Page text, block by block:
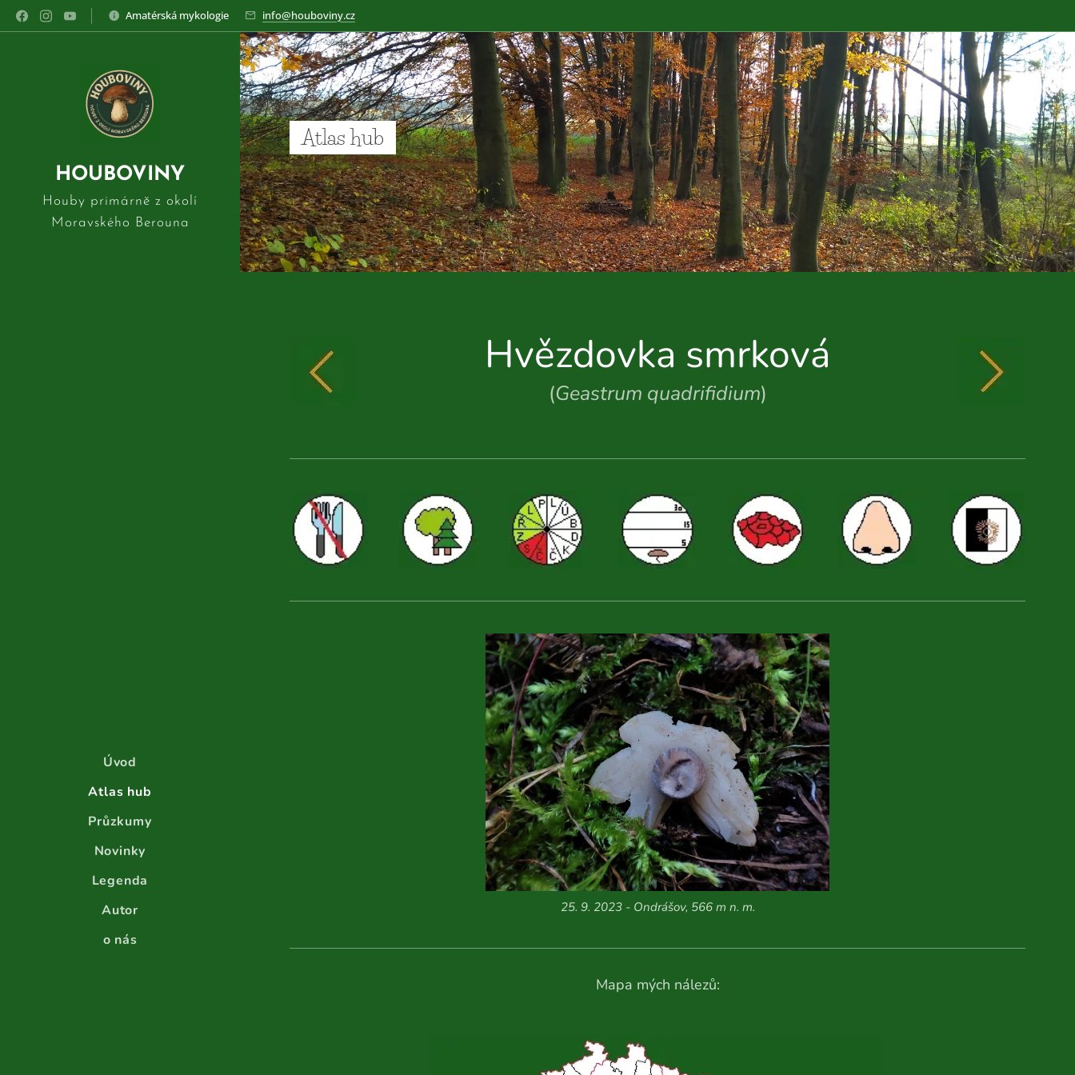
Amatérská mykologie info@houboviny.cz
HOUBOVINY
Houby primárně z okolí
Moravského Berouna
Úvod
Atlas hub
Průzkumy
Novinky
Legenda
Autor
o nás
Atlas hub
Hvězdovka smrková
(Geastrum quadrifidium)
25. 9. 2023 - Ondrášov, 566 m n. m.
Mapa mých nálezů: